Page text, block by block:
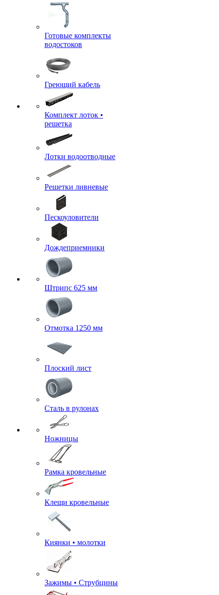
Готовые комплекты
водостоков
Греющий кабель
Комплект лоток •
решетка
Лотки водоотводные
Решетки ливневые
Пескоуловители
Дождеприемники
Штрипс 625 мм
Отмотка 1250 мм
Плоский лист
Сталь в рулонах
Ножницы
Рамка кровельные
Клещи кровельные
Киянки • молотки
Зажимы • Струбцины